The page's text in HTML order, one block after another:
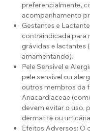
preferencialmente,
acompanhamento
Gestantes e
contraindicada para
grávidas e lactantes
amamentando).
Pele Sensível e
pele sensível ou
outros membros da
Anacardiaceae
devem evitar o uso,
dermatite ou
Efeitos Adversos: O